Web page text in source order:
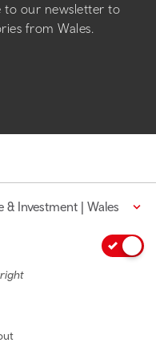
to our newsletter to
from Wales.
& Investment | Wales